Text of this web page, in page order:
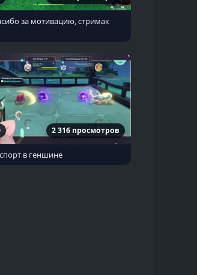
за мотивацию, стримак
2 316 просмотров
в геншине